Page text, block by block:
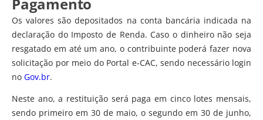
Os valores são depositados na conta bancária indicada na
declaração do Imposto de Renda. Caso o dinheiro não seja
resgatado em até um ano, o contribuinte poderá fazer nova
solicitação por meio do Portal e-CAC, sendo necessário login
no Gov.br.
Neste ano, a restituição será paga em cinco lotes mensais,
sendo primeiro em 30 de maio, o segundo em 30 de junho,